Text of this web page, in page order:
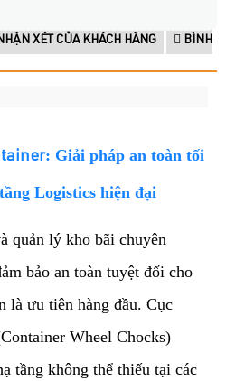
XÉT CỦA KHÁCH HÀNG
BÌNH
: Giải pháp an toàn tối
Logistics hiện đại
quản lý kho bãi chuyên
bảo an toàn tuyệt đối cho
là ưu tiên hàng đầu. Cục
Wheel Chocks)
tầng không thể thiếu tại các